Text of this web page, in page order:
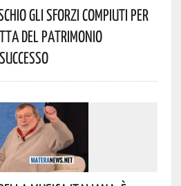
Gli Sforzi Compiuti Per
Del Patrimonio